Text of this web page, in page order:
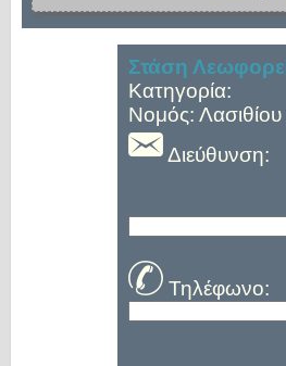
Στάση
Κατηγορία:
Νομός: Λασιθίου
Διεύθυνση:
Τηλέφωνο: